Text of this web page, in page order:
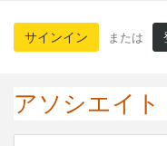
サインイン または
アソシエイ